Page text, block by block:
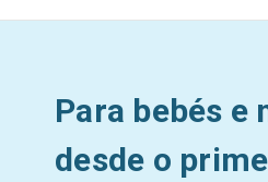
Para bebés e
desde o